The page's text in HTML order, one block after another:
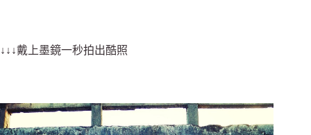
↓↓↓戴上墨鏡一秒拍出酷照